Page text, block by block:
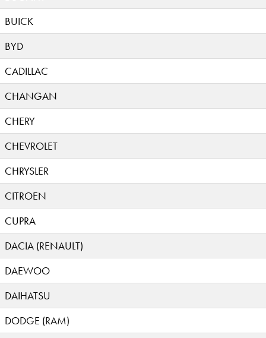
BUICK
BYD
CADILLAC
CHANGAN
CHERY
CHEVROLET
CHRYSLER
CITROEN
CUPRA
DACIA (RENAULT)
DAEWOO
DAIHATSU
DODGE (RAM)